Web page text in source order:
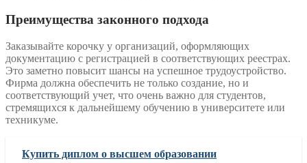
Преимущества законного подхода
Заказывайте корочку у организаций, оформляющих
документацию с регистрацией в соответствующих реестрах.
Это заметно повысит шансы на успешное трудоустройство.
Фирма должна обеспечить не только создание, но и
соответствующий учет, что очень важно для студентов,
стремящихся к дальнейшему обучению в университете или
техникуме.
Купить диплом о высшем образовании